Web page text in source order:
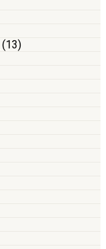
(13)